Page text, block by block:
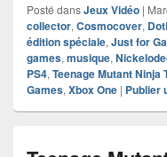
Posté dansJeux Vidéo |
collector, Cosmocover,
édition spéciale, Just for
games, musique,
PS4, Teenage Mutant Ninja
Games, Xbox One | Publier